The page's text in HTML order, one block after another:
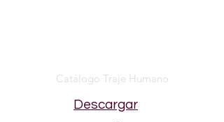
Catálogo Traje Humano
Descargar